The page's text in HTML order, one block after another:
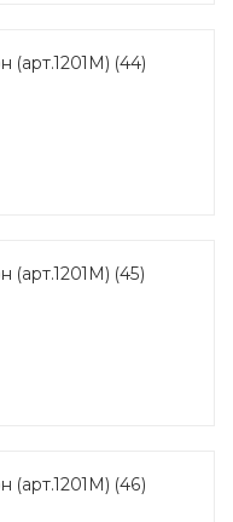
(44)
(45)
(46)